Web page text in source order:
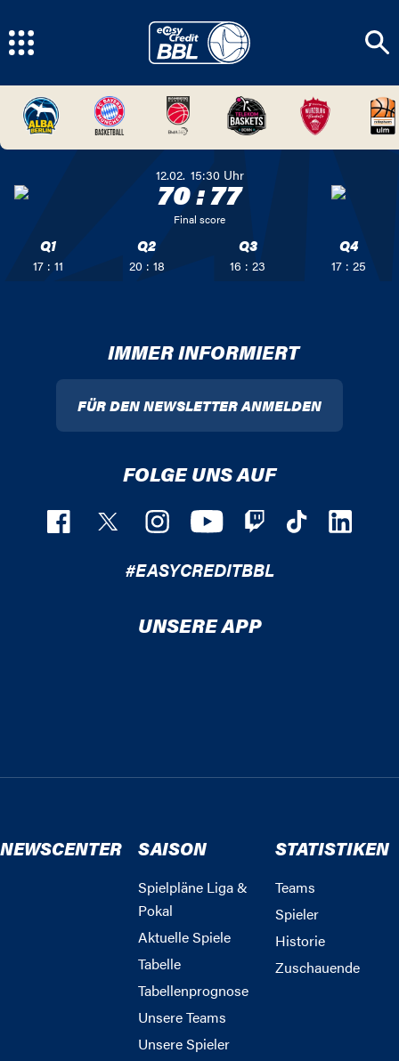
12.02. 15:30 Uhr
70:77
Final score
Q1
17 : 11
Q2
20 : 18
Q3
16 : 23
Q4
17 : 25
IMMER INFORMIERT
FÜR DEN NEWSLETTER ANMELDEN
FOLGE UNS AUF
#EASYCREDITBBL
UNSERE APP
NEWSCENTER SAISON
Spielpläne Liga &
Pokal
Aktuelle Spiele
Tabelle
Tabellenprognose
Unsere Teams
Unsere Spieler
STATISTIKEN
Teams
Spieler
Historie
Zuschauende